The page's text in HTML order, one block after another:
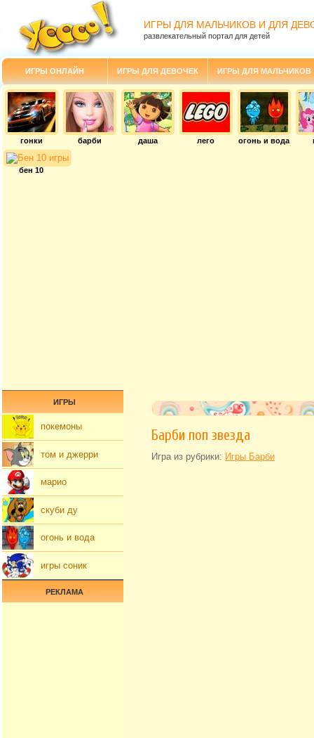
ИГРЫ ДЛЯ МАЛЬЧИКОВ И ДЛЯ
развлекательный портал для детей
ИГРЫ ОНЛАЙН ИГРЫ ДЛЯ ДЕВОЧЕК ИГРЫ ДЛЯ МАЛЬЧИКОВ
гонки барби даша лего огонь и вода
бен 10
Барби поп звезда
Игра из рубрики: Игры Барби
ИГРЫ
покемоны
том и джерри
марио
скуби ду
огонь и вода
игры соник
РЕКЛАМА